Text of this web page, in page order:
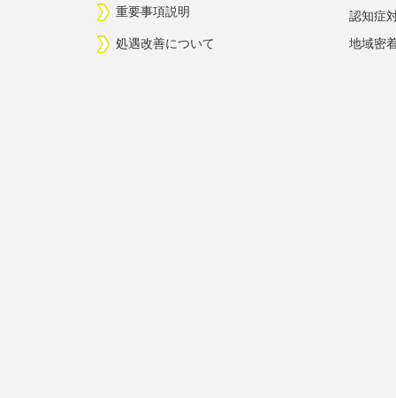
重要事項説明
処遇改善について
認知症
地域密